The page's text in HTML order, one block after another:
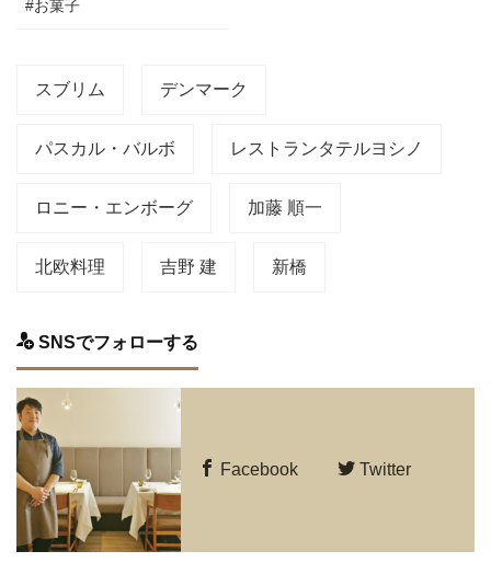
#お菓子
スブリム デンマーク
パスカル・バルボ レストランタテルヨシノ
ロニー・エンボーグ 加藤 順一
北欧料理 吉野 建 新橋
SNSでフォローする
Facebook Twitter